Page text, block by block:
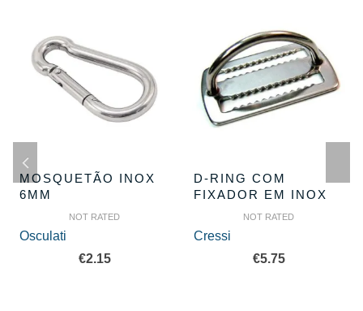
MOSQUETÃO INOX
6MM
NOT RATED
Osculati
€2.15
D-RING COM
FIXADOR EM INOX
NOT RATED
Cressi
€5.75